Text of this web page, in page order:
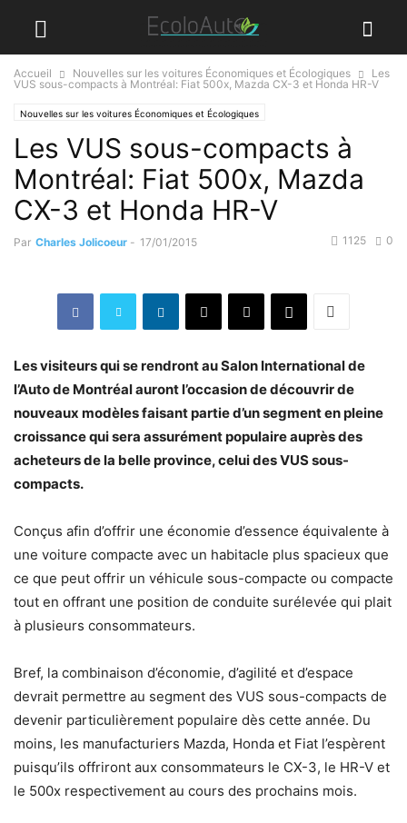
Accueil Nouvelles sur les voitures Économiques et Écologiques
Les
VUS sous-compacts à Montréal: Fiat 500x, Mazda CX-3 et Honda HR-V
Nouvelles sur les voitures Économiques et Écologiques
Les VUS sous-compacts à
Montréal: Fiat 500x, Mazda
CX-3 et Honda HR-V
Par Charles Jolicoeur - 17/01/2015 0
1125
Les visiteurs qui se rendront au Salon International de
l’Auto de Montréal auront l’occasion de découvrir de
nouveaux modèles faisant partie d’un segment en pleine
croissance qui sera assurément populaire auprès des
acheteurs de la belle province, celui des VUS sous-
compacts.
Conçus afin d’offrir une économie d’essence équivalente à
une voiture compacte avec un habitacle plus spacieux que
ce que peut offrir un véhicule sous-compacte ou compacte
tout en offrant une position de conduite surélevée qui plait
à plusieurs consommateurs.
Bref, la combinaison d’économie, d’agilité et d’espace
devrait permettre au segment des VUS sous-compacts de
devenir particulièrement populaire dès cette année. Du
moins, les manufacturiers Mazda, Honda et Fiat l’espèrent
puisqu’ils offriront aux consommateurs le CX-3, le HR-V et
le 500x respectivement au cours des prochains mois.